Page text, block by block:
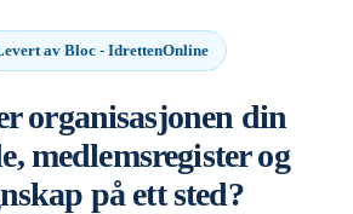
av Bloc - IdrettenOnline
organisasjonen din
medlemsregister og
på ett sted?